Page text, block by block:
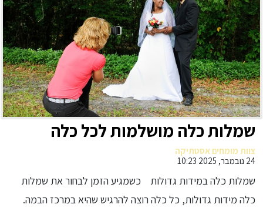
שמלות כלה מושלמות לכל כלה
צוות מומחים אסטתיקה
24 נובמבר, 2025 10:23
שמלות כלה במידות גדולות כשמגיע הזמן לבחור את שמלות
כלה מידות גדולות, כל כלה רוצה להרגיש שהיא במרכז הבמה.